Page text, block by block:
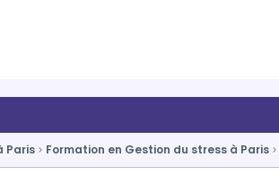
Paris Formation en Gestion du stress à Paris